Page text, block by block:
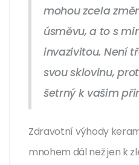
mohou zcela
úsměvu, a to s
invazivitou. Není
svou sklovinu,
šetrný k vašim
Zdravotní výhody
mnohem dál než jen k